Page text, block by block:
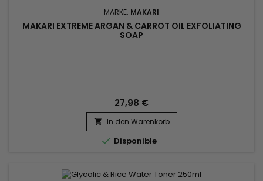
MARKE: MAKARI
MAKARI EXTREME ARGAN & CARROT OIL EXFOLIATING
SOAP
27,98 €
 In den Warenkorb
 Disponible